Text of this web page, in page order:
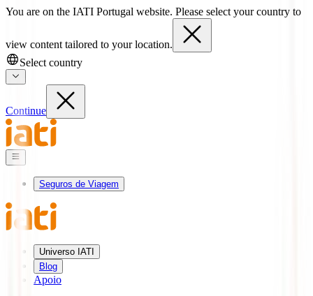
You are on the IATI Portugal website. Please select your country to
view content tailored to your location.
Select country
Continue
Seguros de Viagem
Universo IATI
Blog
Apoio